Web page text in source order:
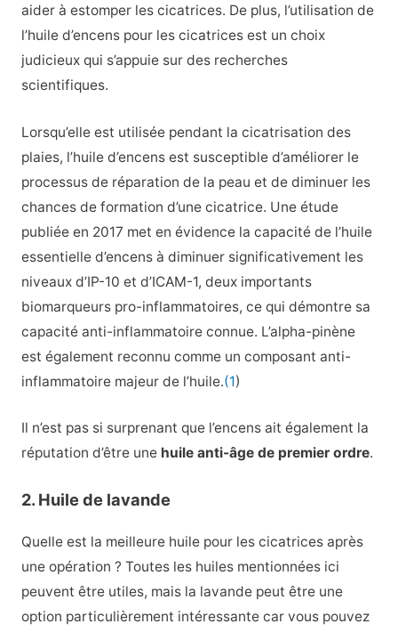
aider à estomper les cicatrices. De plus, l’utilisation de
l’huile d’encens pour les cicatrices est un choix
judicieux qui s’appuie sur des recherches
scientifiques.
Lorsqu’elle est utilisée pendant la cicatrisation des
plaies, l’huile d’encens est susceptible d’améliorer le
processus de réparation de la peau et de diminuer les
chances de formation d’une cicatrice. Une étude
publiée en 2017 met en évidence la capacité de l’huile
essentielle d’encens à diminuer significativement les
niveaux d’IP-10 et d’ICAM-1, deux importants
biomarqueurs pro-inflammatoires, ce qui démontre sa
capacité anti-inflammatoire connue. L’alpha-pinène
est également reconnu comme un composant anti-
inflammatoire majeur de l’huile.(1)
Il n’est pas si surprenant que l’encens ait également la
réputation d’être une huile anti-âge de premier ordre.
2. Huile de lavande
Quelle est la meilleure huile pour les cicatrices après
une opération ? Toutes les huiles mentionnées ici
peuvent être utiles, mais la lavande peut être une
option particulièrement intéressante car vous pouvez